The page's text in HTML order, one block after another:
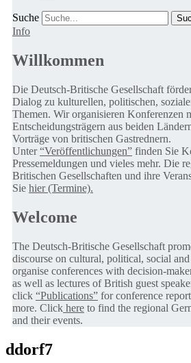
Suche
Info
Willkommen
Die Deutsch-Britische Gesellschaft
Dialog zu kulturellen, politischen,
Themen. Wir organisieren Konferenzen
Entscheidungsträgern aus beiden
Vorträge von britischen Gastrednern.
Unter“Veröffentlichungen” finden Sie
Pressemeldungen und vieles mehr. Die
Britischen Gesellschaften und ihre
Sie hier (Termine).
Welcome
The Deutsch-Britische Gesellschaft
discourse on cultural, political, social
organise conferences with decision-
as well as lectures of British guest
click “Publications” for conference
more. Click here to find the regional
and their events.
ddorf7